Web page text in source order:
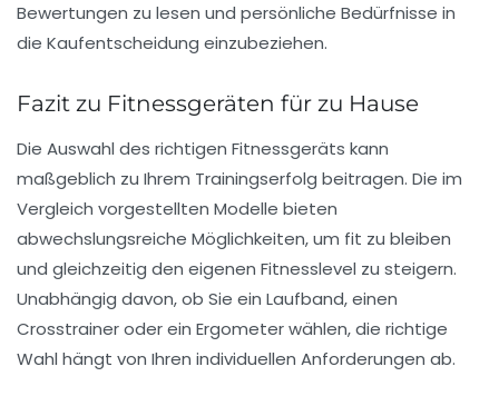
Bewertungen zu lesen und persönliche Bedürfnisse in
die Kaufentscheidung einzubeziehen.
Fazit zu Fitnessgeräten für zu Hause
Die Auswahl des richtigen Fitnessgeräts kann
maßgeblich zu Ihrem Trainingserfolg beitragen. Die im
Vergleich vorgestellten Modelle bieten
abwechslungsreiche Möglichkeiten, um fit zu bleiben
und gleichzeitig den eigenen Fitnesslevel zu steigern.
Unabhängig davon, ob Sie ein Laufband, einen
Crosstrainer oder ein Ergometer wählen, die richtige
Wahl hängt von Ihren individuellen Anforderungen ab.